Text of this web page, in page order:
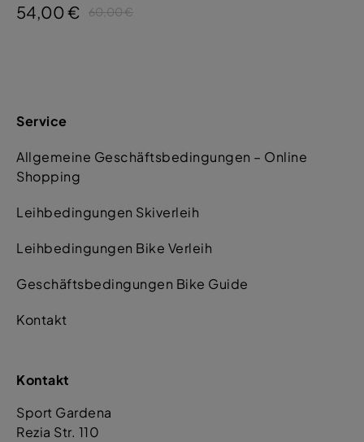
54,00 €
60,00 €
Service
Allgemeine Geschäftsbedingungen – Online
Shopping
Leihbedingungen Skiverleih
Leihbedingungen Bike Verleih
Geschäftsbedingungen Bike Guide
Kontakt
Kontakt
Sport Gardena
Rezia Str. 110